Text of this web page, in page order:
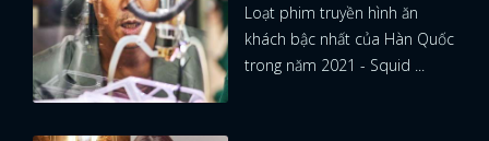
Loạt phim truyền hình ăn
khách bậc nhất của Hàn Quốc
trong năm 2021 - Squid ...